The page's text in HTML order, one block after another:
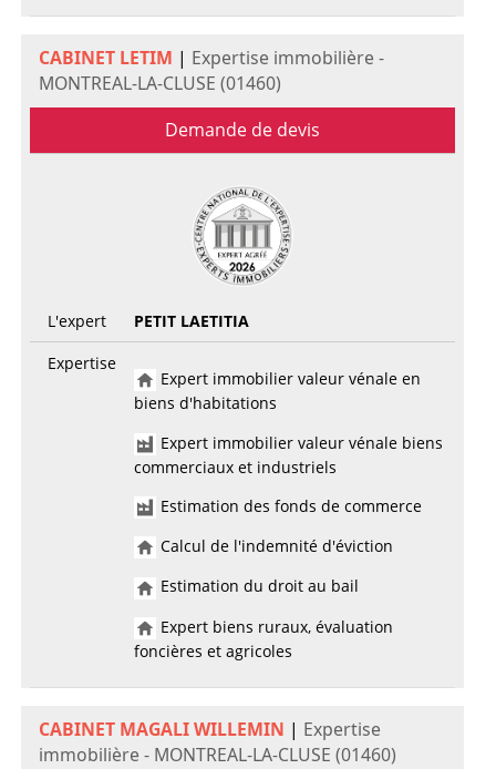
CABINET LETIM | Expertise immobilière -
MONTREAL-LA-CLUSE (01460)
Demande de devis
L'expert
PETIT LAETITIA
Expertise
Expert immobilier valeur vénale en
biens d'habitations
Expert immobilier valeur vénale biens
commerciaux et industriels
Estimation des fonds de commerce
Calcul de l'indemnité d'éviction
Estimation du droit au bail
Expert biens ruraux, évaluation
foncières et agricoles
CABINET MAGALI WILLEMIN | Expertise
immobilière - MONTREAL-LA-CLUSE (01460)